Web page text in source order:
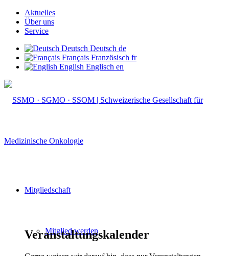
Aktuelles
Über uns
Service
Deutsch Deutsch de
Français Französisch fr
English Englisch en
Mitgliedschaft
Mitglied werden
Veranstaltungskalender